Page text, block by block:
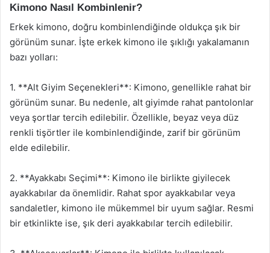
Kimono Nasıl Kombinlenir?
Erkek kimono, doğru kombinlendiğinde oldukça şık bir
görünüm sunar. İşte erkek kimono ile şıklığı yakalamanın
bazı yolları:
1. **Alt Giyim Seçenekleri**: Kimono, genellikle rahat bir
görünüm sunar. Bu nedenle, alt giyimde rahat pantolonlar
veya şortlar tercih edilebilir. Özellikle, beyaz veya düz
renkli tişörtler ile kombinlendiğinde, zarif bir görünüm
elde edilebilir.
2. **Ayakkabı Seçimi**: Kimono ile birlikte giyilecek
ayakkabılar da önemlidir. Rahat spor ayakkabılar veya
sandaletler, kimono ile mükemmel bir uyum sağlar. Resmi
bir etkinlikte ise, şık deri ayakkabılar tercih edilebilir.